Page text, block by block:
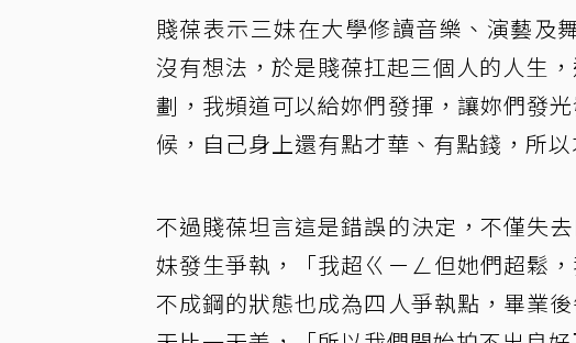
賤葆表示三妹在大學修讀音樂、演藝及
沒有想法，於是賤葆扛起三個人的人生
劃，我頻道可以給妳們發揮，讓妳們發
候，自己身上還有點才華、有點錢，所
不過賤葆坦言這是錯誤的決定，不僅失
妹發生爭執，「我超ㄍㄧㄥ但她們超鬆
不成鋼的狀態也成為四人爭執點，畢業